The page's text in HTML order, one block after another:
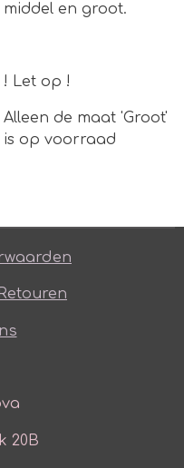
middel en groot.
! Let op !
Alleen de maat 'Groot'
is op voorraad
20B